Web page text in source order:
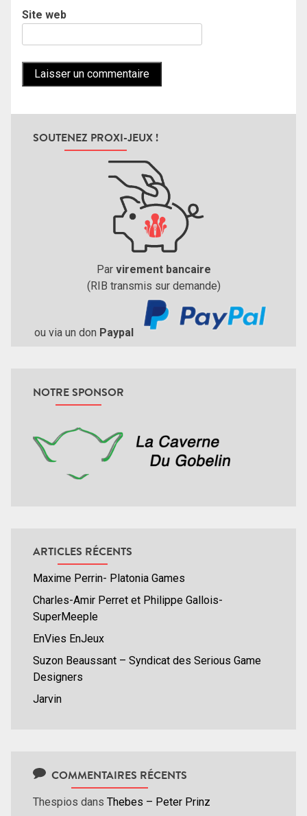
Site web
SOUTENEZ PROXI-JEUX !
Par virement bancaire
(RIB transmis sur demande)
ou via un don Paypal
NOTRE SPONSOR
ARTICLES RÉCENTS
Maxime Perrin- Platonia Games
Charles-Amir Perret et Philippe Gallois-
SuperMeeple
EnVies EnJeux
Suzon Beaussant – Syndicat des Serious Game
Designers
Jarvin
COMMENTAIRES RÉCENTS
Thespios dans Thebes – Peter Prinz